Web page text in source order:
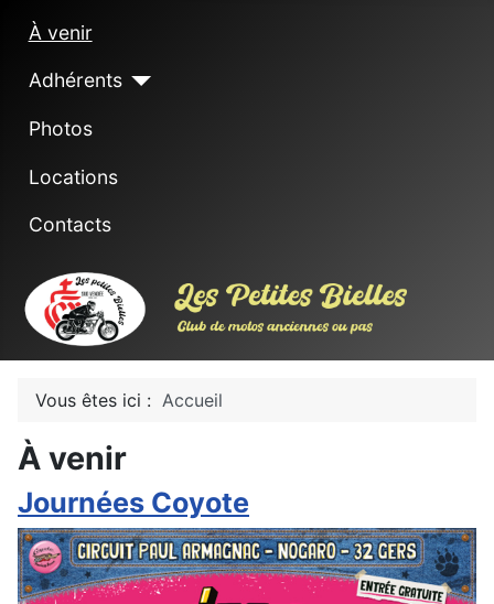
À venir
Adhérents
Photos
Locations
Contacts
Vous êtes ici : Accueil
À venir
Journées Coyote